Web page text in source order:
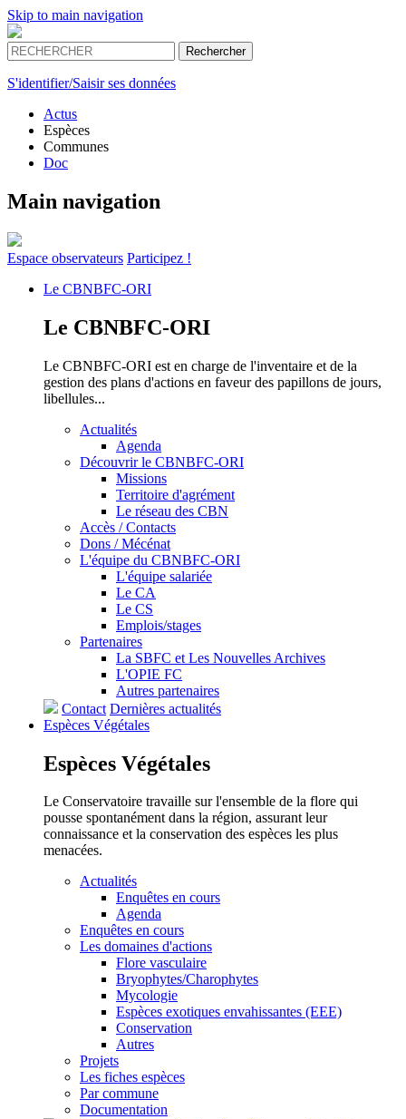
Skip to main navigation
S'identifier/Saisir ses données
Actus
Espèces
Communes
Doc
Main navigation
Espace observateurs Participez !
Le CBNBFC-ORI
Le CBNBFC-ORI
Le CBNBFC-ORI est en charge de l'inventaire et de la
gestion des plans d'actions en faveur des papillons de jours,
libellules...
Actualités
Agenda
Découvrir le CBNBFC-ORI
Missions
Territoire d'agrément
Le réseau des CBN
Accès / Contacts
Dons / Mécénat
L'équipe du CBNBFC-ORI
L'équipe salariée
Le CA
Le CS
Emplois/stages
Partenaires
La SBFC et Les Nouvelles Archives
L'OPIE FC
Autres partenaires
Contact Dernières actualités
Espèces Végétales
Espèces Végétales
Le Conservatoire travaille sur l'ensemble de la flore qui
pousse spontanément dans la région, assurant leur
connaissance et la conservation des espèces les plus
menacées.
Actualités
Enquêtes en cours
Agenda
Enquêtes en cours
Les domaines d'actions
Flore vasculaire
Bryophytes/Charophytes
Mycologie
Espèces exotiques envahissantes (EEE)
Conservation
Autres
Projets
Les fiches espèces
Par commune
Documentation